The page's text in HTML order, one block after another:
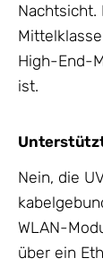
Nachtsicht.
High-End-
ist.
Unterstützt
Nein, die
WLAN-
über ein